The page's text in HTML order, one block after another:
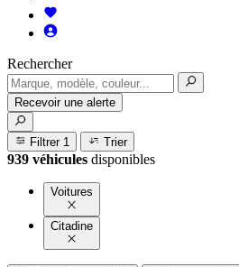
Rechercher
Recevoir une alerte
Filtrer 1 Trier
939 véhicules disponibles
Voitures
Citadine